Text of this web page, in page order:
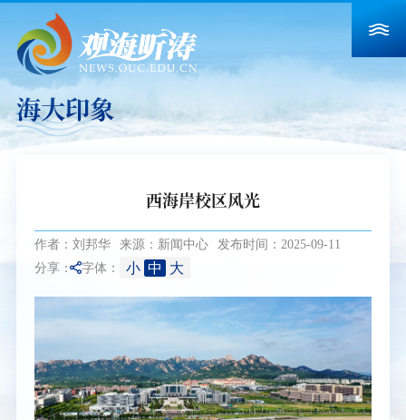
海大印象
西海岸校区风光
作者：刘邦华 来源：新闻中心 发布时间：2025-09-11
分享： 字体： 小 中 大